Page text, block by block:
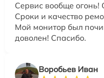
Сервис вообще огонь!
Сроки и качество
Мой монитор был
доволен! Спасибо.
Воробьев Иван